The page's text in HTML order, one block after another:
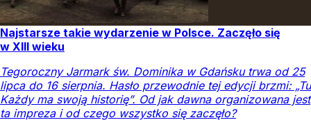
Najstarsze takie wydarzenie w Polsce. Zaczęło się
w XIII wieku
Tegoroczny Jarmark św. Dominika w Gdańsku trwa od 25
lipca do 16 sierpnia. Hasło przewodnie tej edycji brzmi: „Tu
Każdy ma swoją historię”. Od jak dawna organizowana jest
ta impreza i od czego wszystko się zaczęło?